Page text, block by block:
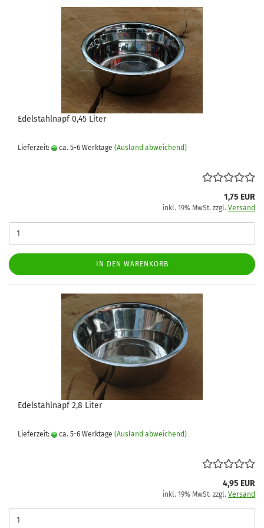
Edelstahlnapf 0,45 Liter
Lieferzeit: ca. 5-6 Werktage (Ausland abweichend)
1,75 EUR
inkl. 19% MwSt. zzgl. Versand
IN DEN WARENKORB
Edelstahlnapf 2,8 Liter
Lieferzeit: ca. 5-6 Werktage (Ausland abweichend)
4,95 EUR
inkl. 19% MwSt. zzgl. Versand